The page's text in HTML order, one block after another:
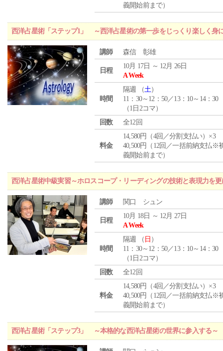
義開始前まで）
西洋占星術「ステップ1」 ～西洋占星術の第一歩をじっくり楽しく身
講師 森信 彰雄
日程
10月 17日 ～ 12月 26日
A Week
時間
隔週 （土）
11：30～12：50／13：10～14：30
（1日2コマ）
回数
全12回
料金
14,580円（4回／分割支払い）×3
40,500円（12回／一括前納支払※
義開始前まで）
西洋占星術中級実習～ホロスコープ・リーディングの技術と表現力を
講師 関口 シュン
日程
10月 18日 ～ 12月 27日
A Week
時間
隔週 （ 日 ）
11：30～12：50／13：10～14：30
（1日2コマ）
回数
全12回
料金
14,580円（4回／分割支払い）×3
40,500円（12回／一括前納支払※
義開始前まで）
西洋占星術「ステップ3」 ～本格的な西洋占星術の世界に参入する～